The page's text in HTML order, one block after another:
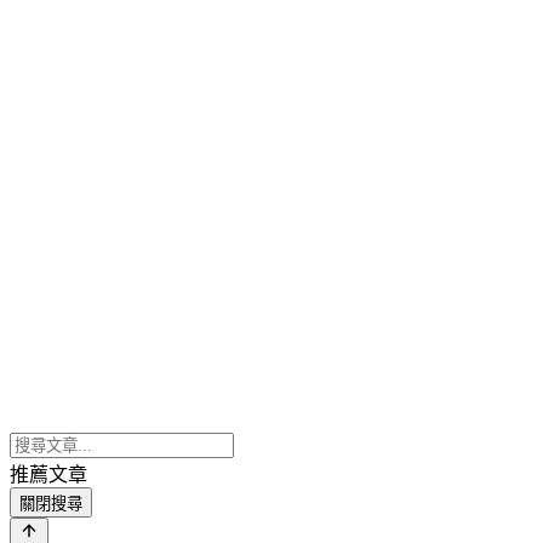
推薦文章
關閉搜尋